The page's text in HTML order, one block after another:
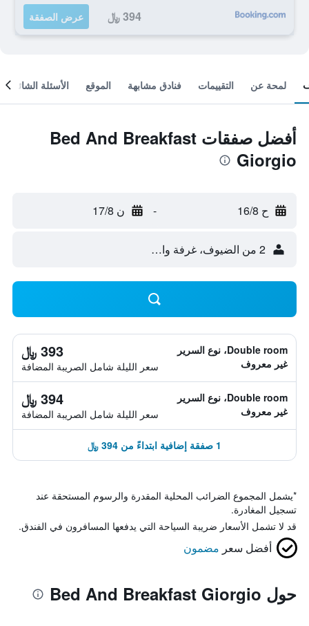
394 ﷼ عرض الصفقة
لمحة عن التقييمات فنادق مشابهة الموقع الأسئلة الشائعة
أفضل صفقات Bed And Breakfast
Giorgio
ح 16/8 - ن 17/8
2 من الضيوف، غرفة واحدة
Double room، نوع السرير
غير معروف
393 ﷼
سعر الليلة شامل الصريبة المضافة
Double room، نوع السرير
غير معروف
394 ﷼
سعر الليلة شامل الصريبة المضافة
1 صفقة إضافية ابتداءً من 394 ﷼
*يشمل المجموع الضرائب المحلية المقدرة والرسوم المستحقة عند
تسجيل المغادرة.
قد لا تشمل الأسعار ضريبة السياحة التي يدفعها المسافرون في الفندق.
أفضل سعر مضمون
حول Bed And Breakfast Giorgio